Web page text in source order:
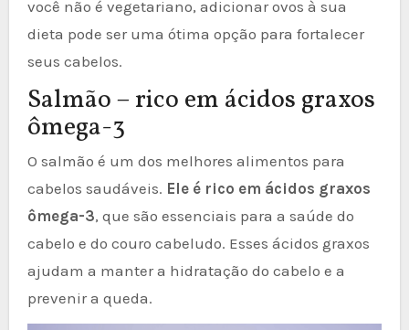
você não é vegetariano, adicionar ovos à sua
dieta pode ser uma ótima opção para fortalecer
seus cabelos.
Salmão – rico em ácidos graxos
ômega-3
O salmão é um dos melhores alimentos para
cabelos saudáveis. Ele é rico em ácidos graxos
ômega-3, que são essenciais para a saúde do
cabelo e do couro cabeludo. Esses ácidos graxos
ajudam a manter a hidratação do cabelo e a
prevenir a queda.